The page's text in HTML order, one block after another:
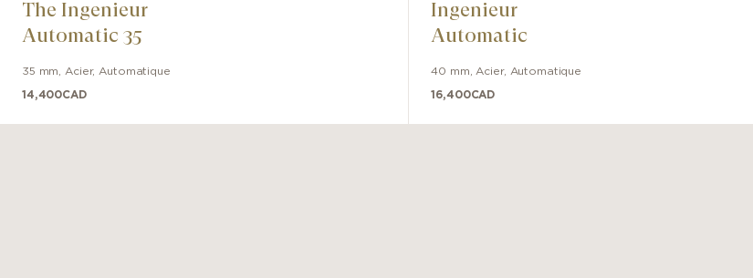
The Ingenieur
Automatic 35
35 mm Acier, Automatique
14,400CAD
Ingenieur
Automatic
40 mm Acier, Automatique
16,400CAD